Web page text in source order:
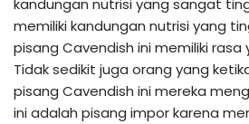
kandungan nutrisi yang sangat
memiliki kandungan nutrisi yang
pisang Cavendish ini memiliki
Tidak sedikit juga orang yang
pisang Cavendish ini mereka
ini adalah pisang impor karena